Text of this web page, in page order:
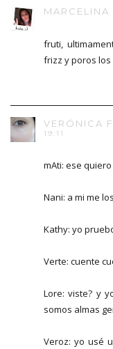
MARCELINA
fruti,
frizz y poros los
VERÓNICA
19:11
mAti: ese
Nani: a mi me
Kathy: yo
Verte: cuente
Lore: viste? y
somos almas
Veroz: yo usé